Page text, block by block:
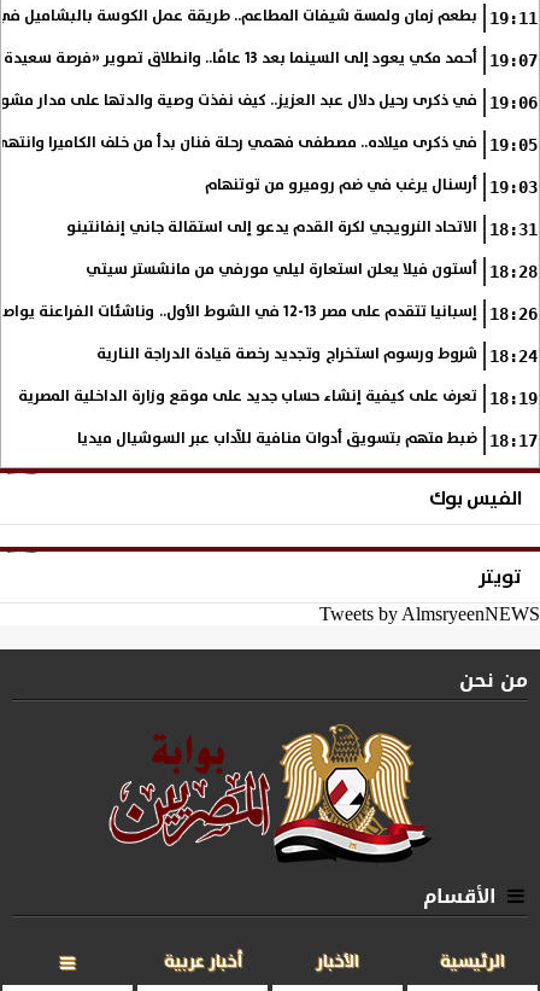
19:11 بطعم زمان ولمسة شيفات المطاعم.. طريقة عمل الكوسة بالبشاميل
19:07 أحمد مكي يعود إلى السينما بعد 13 عامًا.. وانطلاق تصوير «فرصة سعيدة»
19:06 في ذكرى رحيل دلال عبد العزيز.. كيف نفذت وصية والدتها على مدار
19:05 في ذكرى ميلاده.. مصطفى فهمي رحلة فنان بدأ من خلف الكاميرا وانتهى
19:03 أرسنال يرغب في ضم روميرو من توتنهام
18:31 الاتحاد النرويجي لكرة القدم يدعو إلى استقالة جاني إنفانتينو
18:28 أستون فيلا يعلن استعارة ليلي مورفي من مانشستر سيتي
18:26 إسبانيا تتقدم على مصر 13-12 في الشوط الأول.. وناشئات الفراعنة يواصلن حلم بلوغ نهائي مونديال اليد
18:24 شروط ورسوم استخراج وتجديد رخصة قيادة الدراجة النارية
18:19 تعرف على كيفية إنشاء حساب جديد على موقع وزارة الداخلية المصرية
18:17 ضبط متهم بتسويق أدوات منافية للآداب عبر السوشيال ميديا
الفيس بوك
تويتر
Tweets by AlmsryeenNEWS
من نحن
الأقسام
الرئيسية الأخبار أخبار عربية